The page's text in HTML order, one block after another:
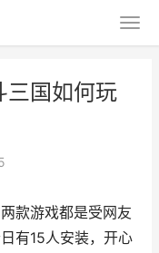
三国如何玩
款游戏都是受网友
有15人安装，开心